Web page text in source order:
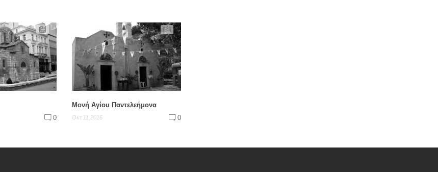
0
Μονή Αγίου Παντελεήμονα
Οκτ 11,2016 0